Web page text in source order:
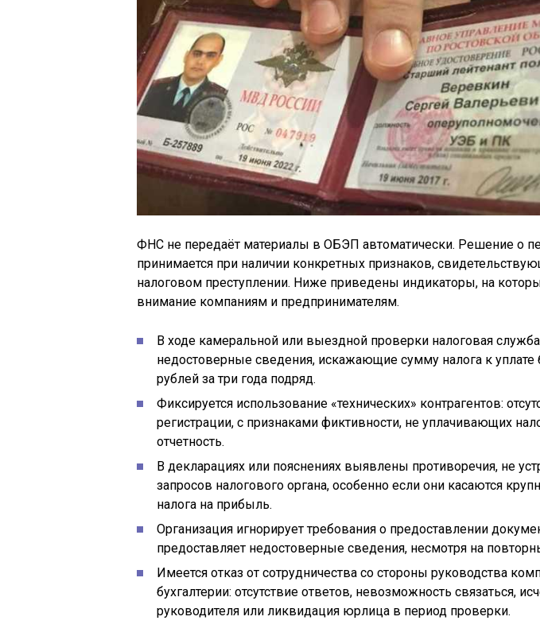
ФНС не передаёт материалы в ОБЭП автоматически. Решение о
принимается при наличии конкретных признаков,
налоговом преступлении. Ниже приведены индикаторы, на
внимание компаниям и предпринимателям.
В ходе камеральной или выездной проверки налоговая
недостоверные сведения, искажающие сумму налога к
рублей за три года подряд.
Фиксируется использование «технических» контрагентов:
регистрации, с признаками фиктивности, не уплачивающих
отчетность.
В декларациях или пояснениях выявлены противоречия, не
запросов налогового органа, особенно если они касаются
налога на прибыль.
Организация игнорирует требования о предоставлении
предоставляет недостоверные сведения, несмотря на
Имеется отказ от сотрудничества со стороны руководства
бухгалтерии: отсутствие ответов, невозможность связаться,
руководителя или ликвидация юрлица в период проверки.